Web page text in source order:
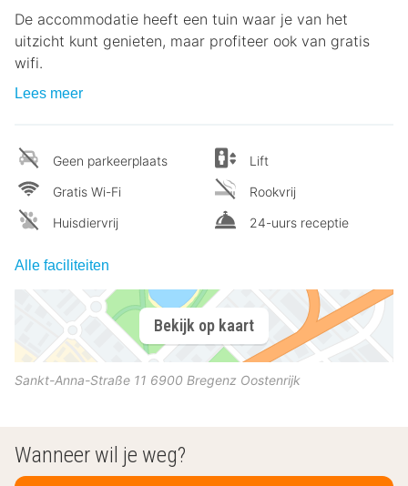
De accommodatie heeft een tuin waar je van het
uitzicht kunt genieten, maar profiteer ook van gratis
wifi.
Lees meer
Geen parkeerplaats
Gratis Wi-Fi
Huisdiervrij
Lift
Rookvrij
24-uurs receptie
Alle faciliteiten
Bekijk op kaart
Sankt-Anna-Straße 11 6900 Bregenz Oostenrijk
Wanneer wil je weg?